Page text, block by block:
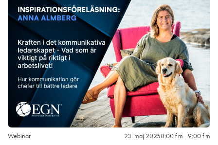
Webinar 23. maj 20258:00 f m - 9:00 f m